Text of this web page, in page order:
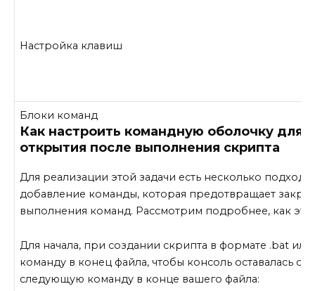
Настройка клавиш
Блоки команд
Как настроить командную оболочку для
открытия после выполнения скрипта
Для реализации этой задачи есть несколько
добавление команды, которая предотвращает
выполнения команд. Рассмотрим подробнее, как это
Для начала, при создании скрипта в формате .bat
команду в конец файла, чтобы консоль оставалась
следующую команду в конце вашего файла: